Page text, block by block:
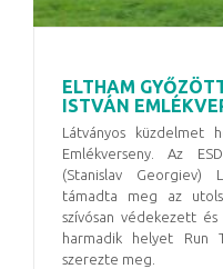
ELTHAM
ISTVÁN
Látványos küzdelmet
Emlékverseny. Az
(Stanislav Georgiev)
támadta meg az
szívósan védekezett
harmadik helyet Run
szerezte meg.